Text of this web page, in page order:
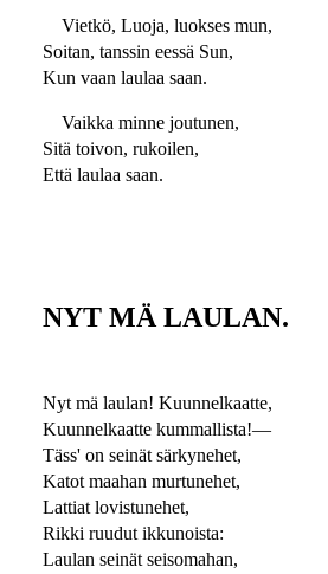
Vietkö, Luoja, luokses mun,
Soitan, tanssin eessä Sun,
Kun vaan laulaa saan.
Vaikka minne joutunen,
Sitä toivon, rukoilen,
Että laulaa saan.
NYT MÄ LAULAN.
Nyt mä laulan! Kuunnelkaatte,
Kuunnelkaatte kummallista!—
Täss' on seinät särkynehet,
Katot maahan murtunehet,
Lattiat lovistunehet,
Rikki ruudut ikkunoista:
Laulan seinät seisomahan,